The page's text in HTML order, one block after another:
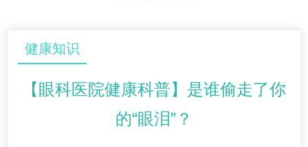
健康知识
【眼科医院健康科普】是谁偷走了你
的“眼泪”？